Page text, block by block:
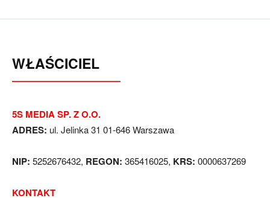
WŁAŚCICIEL
5S MEDIA SP. Z O.O.
ADRES: ul. Jelinka 31 01-646 Warszawa
NIP: 5252676432, REGON: 365416025, KRS: 0000637269
KONTAKT